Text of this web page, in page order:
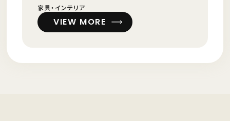
家具・インテリア
VIEW MORE